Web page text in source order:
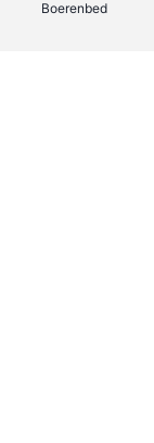
Boerenbed